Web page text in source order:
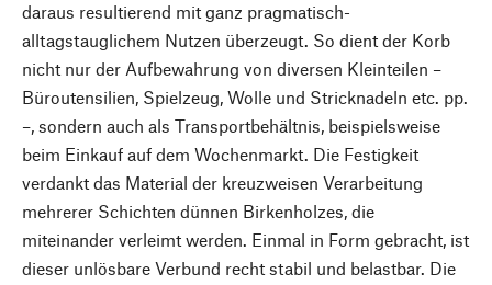
daraus resultierend mit ganz pragmatisch-
alltagstauglichem Nutzen überzeugt. So dient der Korb
nicht nur der Aufbewahrung von diversen Kleinteilen –
Büroutensilien, Spielzeug, Wolle und Stricknadeln etc. pp.
–, sondern auch als Transportbehältnis, beispielsweise
beim Einkauf auf dem Wochenmarkt. Die Festigkeit
verdankt das Material der kreuzweisen Verarbeitung
mehrerer Schichten dünnen Birkenholzes, die
miteinander verleimt werden. Einmal in Form gebracht, ist
dieser unlösbare Verbund recht stabil und belastbar. Die